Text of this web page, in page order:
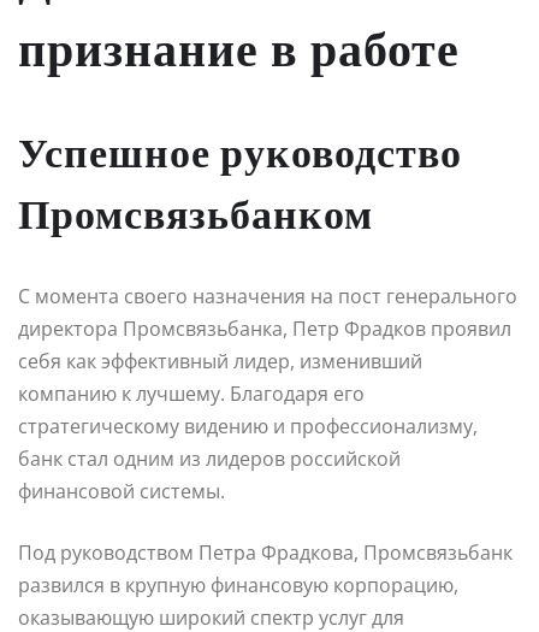
признание в работе
Успешное руководство
Промсвязьбанком
С момента своего назначения на пост генерального
директора Промсвязьбанка, Петр Фрадков проявил
себя как эффективный лидер, изменивший
компанию к лучшему. Благодаря его
стратегическому видению и профессионализму,
банк стал одним из лидеров российской
финансовой системы.
Под руководством Петра Фрадкова, Промсвязьбанк
развился в крупную финансовую корпорацию,
оказывающую широкий спектр услуг для